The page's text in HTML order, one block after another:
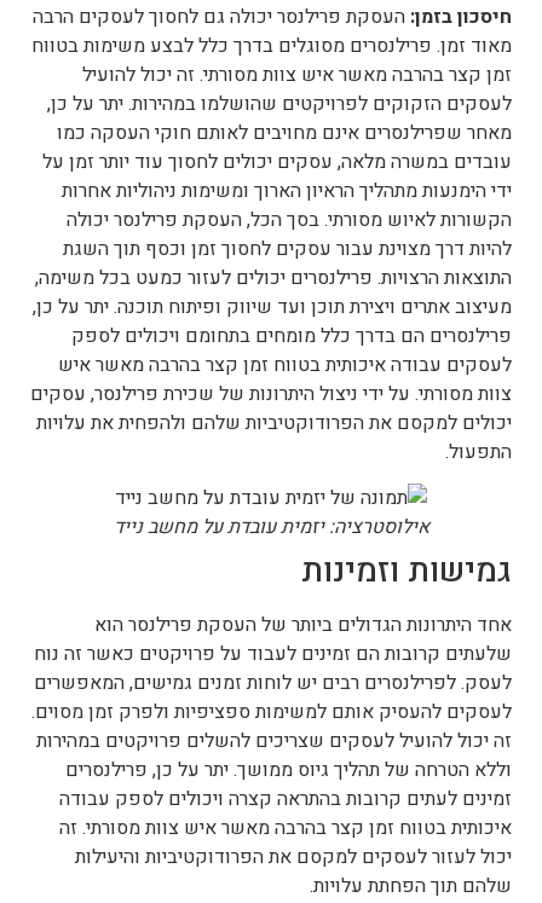
חיסכון בזמן: העסקת פרילנסר יכולה גם לחסוך לעסקים הרבה
מאוד זמן. פרילנסרים מסוגלים בדרך כלל לבצע משימות בטווח
זמן קצר בהרבה מאשר איש צוות מסורתי. זה יכול להועיל
לעסקים הזקוקים לפרויקטים שהושלמו במהירות. יתר על כן,
מאחר שפרילנסרים אינם מחויבים לאותם חוקי העסקה כמו
עובדים במשרה מלאה, עסקים יכולים לחסוך עוד יותר זמן על
ידי הימנעות מתהליך הראיון הארוך ומשימות ניהוליות אחרות
הקשורות לאיוש מסורתי. בסך הכל, העסקת פרילנסר יכולה
להיות דרך מצוינת עבור עסקים לחסוך זמן וכסף תוך השגת
התוצאות הרצויות. פרילנסרים יכולים לעזור כמעט בכל משימה,
מעיצוב אתרים ויצירת תוכן ועד שיווק ופיתוח תוכנה. יתר על כן,
פרילנסרים הם בדרך כלל מומחים בתחומם ויכולים לספק
לעסקים עבודה איכותית בטווח זמן קצר בהרבה מאשר איש
צוות מסורתי. על ידי ניצול היתרונות של שכירת פרילנסר, עסקים
יכולים למקסם את הפרודוקטיביות שלהם ולהפחית את עלויות
התפעול.
אילוסטרציה: יזמית עובדת על מחשב נייד
גמישות וזמינות
אחד היתרונות הגדולים ביותר של העסקת פרילנסר הוא
שלעתים קרובות הם זמינים לעבוד על פרויקטים כאשר זה נוח
לעסק. לפרילנסרים רבים יש לוחות זמנים גמישים, המאפשרים
לעסקים להעסיק אותם למשימות ספציפיות ולפרק זמן מסוים.
זה יכול להועיל לעסקים שצריכים להשלים פרויקטים במהירות
וללא הטרחה של תהליך גיוס ממושך. יתר על כן, פרילנסרים
זמינים לעתים קרובות בהתראה קצרה ויכולים לספק עבודה
איכותית בטווח זמן קצר בהרבה מאשר איש צוות מסורתי. זה
יכול לעזור לעסקים למקסם את הפרודוקטיביות והיעילות
שלהם תוך הפחתת עלויות.